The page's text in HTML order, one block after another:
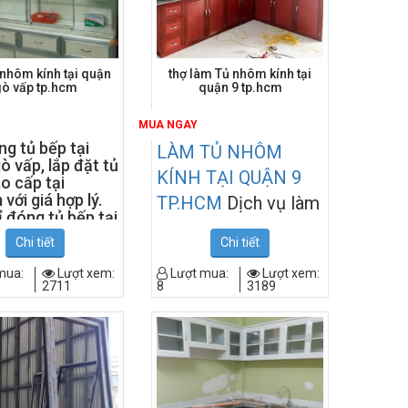
kính tại quận
vấp tp.hcm
tủ bếp tại
vấp, lắp đặt tủ
cấp tại
giá hợp lý.
đóng tủ bếp tại
vấp, làm tủ
gò vấp,
bếp ở gò
và chuyên
Chi tiết
Lượt xem:
2711
thợ làm Tủ nhôm kính tại
quận 9 tp.hcm
MUA NGAY
LÀM TỦ NHÔM
KÍNH TẠI QUẬN 9
TP.HCM Dịch vụ làm
cửa nhôm kính, vách
ngăn, cầu thang lan
can, tủ nhôm kính,..
tại QUẬN 9, TP.HCM
giá rẻ nhất. chúng tôi
với đội ngũ chuyên
nghiệp giàu kinh
Chi tiết
Lượt mua:
8
Lượt xem:
3189